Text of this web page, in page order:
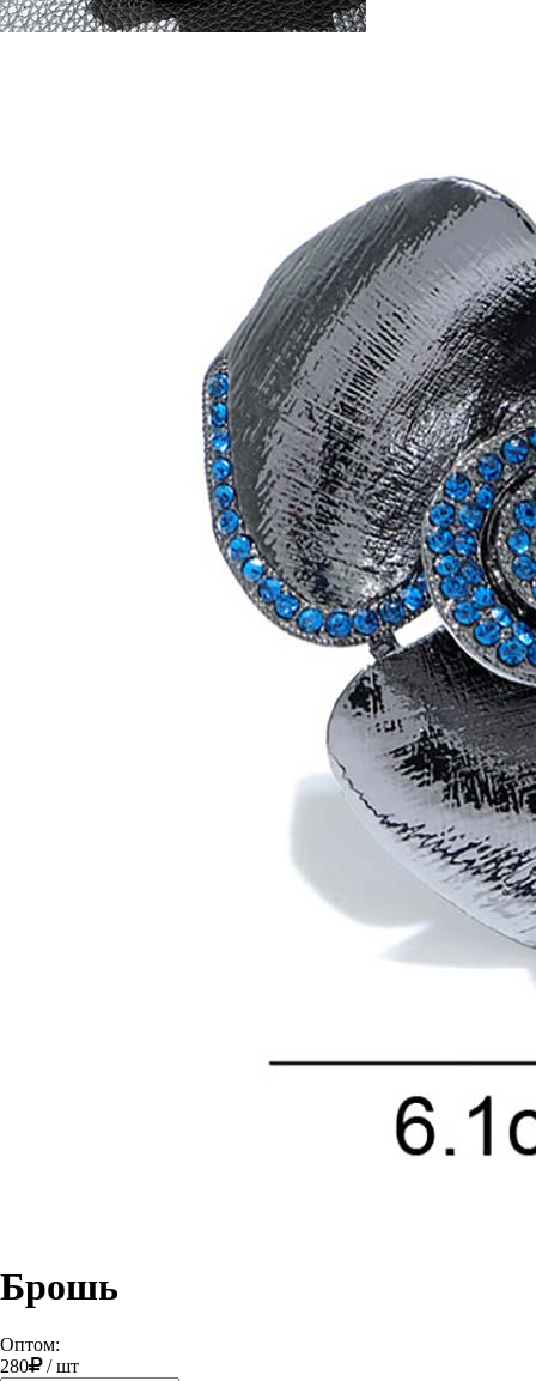
Брошь
Оптом:
280
/шт